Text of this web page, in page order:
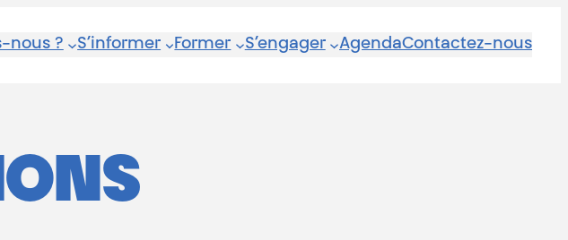
nous ? S’informer Former S’engager AgendaContactez-nous